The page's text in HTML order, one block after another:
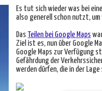
Es tut sich wieder was bei
also generell schon nutzt, um
Das Teilen bei Google Maps
Ziel ist es, nun über Google
Google Maps zur Verfügung
Gefährdung der
werden dürfen, die in der